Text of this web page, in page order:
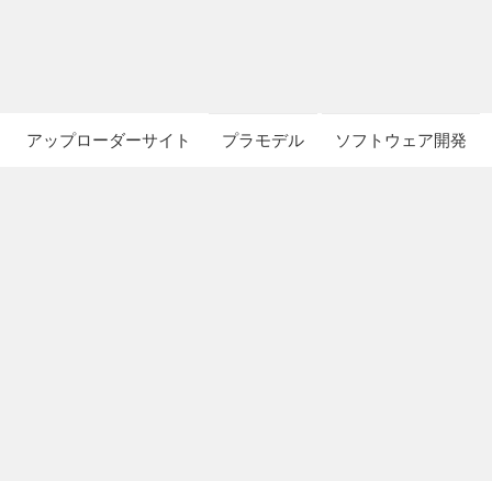
アップローダーサイト プラモデル ソフトウェア開発